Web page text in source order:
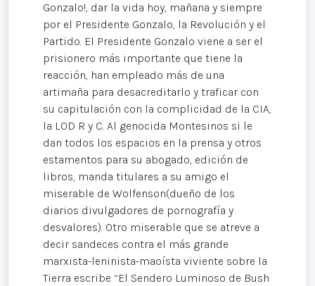
Gonzalo!, dar la vida hoy, mañana y siempre
por el Presidente Gonzalo, la Revolución y el
Partido. El Presidente Gonzalo viene a ser el
prisionero más importante que tiene la
reacción, han empleado más de una
artimaña para desacreditarlo y traficar con
su capitulación con la complicidad de la CIA,
la LOD R y C. Al genocida Montesinos si le
dan todos los espacios en la prensa y otros
estamentos para su abogado, edición de
libros, manda titulares a su amigo el
miserable de Wolfenson(dueño de los
diarios divulgadores de pornografía y
desvalores). Otro miserable que se atreve a
decir sandeces contra el más grande
marxista-leninista-maoísta viviente sobre la
Tierra escribe “El Sendero Luminoso de Bush